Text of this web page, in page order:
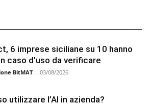
6 imprese siciliane su 10 hanno
caso d’uso da verificare
BitMAT - 03/08/2026
utilizzare l’AI in azienda?